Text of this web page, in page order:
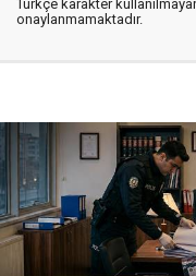
Türkçe karakter
onaylanmamaktadır.